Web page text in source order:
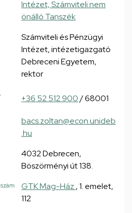
Intézet, Számviteli nem
önálló Tanszék
Számviteli és Pénzügyi
Intézet, intézetigazgató
Debreceni Egyetem,
rektor
+36 52 512 900/ 68001
bacs.zoltan@econ.unideb
.hu
4032 Debrecen,
Böszörményi út 138.
GTK Mag-Ház , 1. emelet,
112